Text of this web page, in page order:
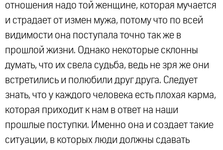
отношения надо той женщине, которая мучается
и страдает от измен мужа, потому что по всей
видимости она поступала точно так же в
прошлой жизни. Однако некоторые склонны
думать, что их свела судьба, ведь не зря же они
встретились и полюбили друг друга. Следует
знать, что у каждого человека есть плохая карма,
которая приходит к нам в ответ на наши
прошлые поступки. Именно она и создает такие
ситуации, в которых люди должны сдавать